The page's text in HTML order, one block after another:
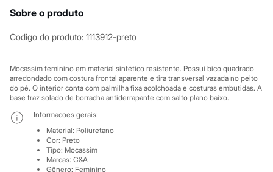
Relógios
Botas
Sandálias
Sapatilhas
Tênis
Marcas
City
Clock House
Mindset
Sawary
Yessica
Moda esportiva
Sobre o produto
Codigo do produto: 1113912-preto
Mocassim feminino em material sintético resistente. Possui bico quadrado
arredondado com costura frontal aparente e tira transversal vazada no peito
do pé. O interior conta com palmilha fixa acolchoada e costuras embutidas. A
base traz solado de borracha antiderrapante com salto plano baixo.
Informacoes gerais:
Material: Poliuretano
Cor: Preto
Tipo: Mocassim
Marcas: C&A
Gênero: Feminino